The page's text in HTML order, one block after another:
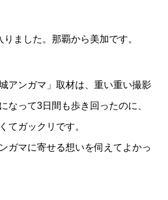
りました。那覇から美加です。
アンガマ」取材は、重い重い撮影
なって3日間も歩き回ったのに、
てガックリです。
ガマに寄せる想いを伺えてよかっ